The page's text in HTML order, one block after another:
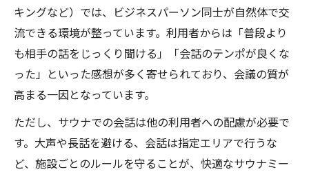
キングなど）では、ビジネスパーソン同士が自然体で交
流できる環境が整っています。利用者からは「普段より
も相手の話をじっくり聞ける」「会話のテンポが良くな
った」といった感想が多く寄せられており、会議の質が
高まる一因となっています。
ただし、サウナでの会話は他の利用者への配慮が必要で
す。大声や長話を避ける、会話は指定エリアで行うな
ど、施設ごとのルールを守ることが、快適なサウナミー